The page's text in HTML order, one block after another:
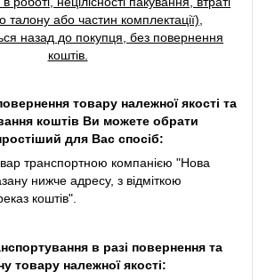
талону або частин комплектації),
назад до покупця, без повернення
коштів.
товару належної якості та
коштів Ви можете обрати
для Вас спосіб:
транспортною компанією "Нова
нижче адресу, з відміткою
коштів".
в разі повернення та
товару належної якості: